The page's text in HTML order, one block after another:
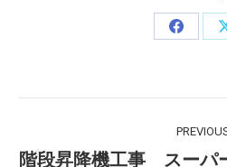
Share
navigation
階段昇降機工事 スー